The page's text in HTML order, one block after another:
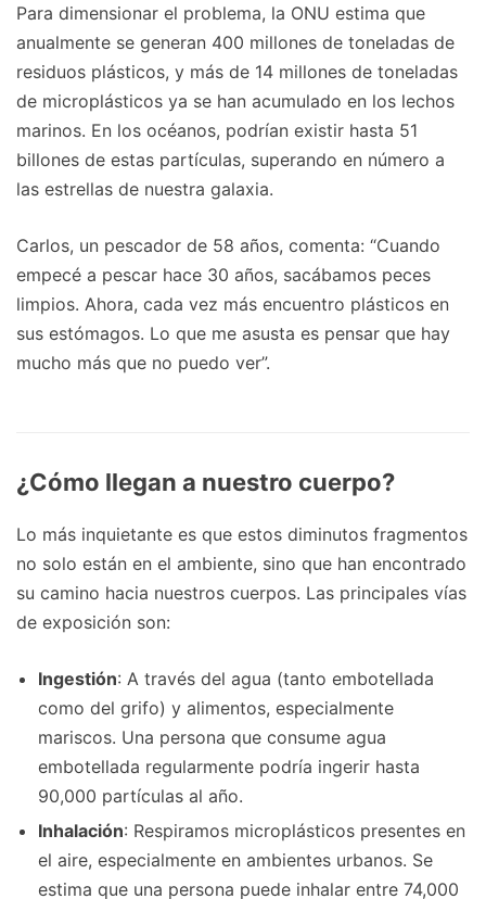
Para dimensionar el problema, la ONU estima que
anualmente se generan 400 millones de toneladas de
residuos plásticos, y más de 14 millones de toneladas
de microplásticos ya se han acumulado en los lechos
marinos. En los océanos, podrían existir hasta 51
billones de estas partículas, superando en número a
las estrellas de nuestra galaxia.
Carlos, un pescador de 58 años, comenta: “Cuando
empecé a pescar hace 30 años, sacábamos peces
limpios. Ahora, cada vez más encuentro plásticos en
sus estómagos. Lo que me asusta es pensar que hay
mucho más que no puedo ver”.
¿Cómo llegan a nuestro cuerpo?
Lo más inquietante es que estos diminutos fragmentos
no solo están en el ambiente, sino que han encontrado
su camino hacia nuestros cuerpos. Las principales vías
de exposición son:
Ingestión: A través del agua (tanto embotellada
como del grifo) y alimentos, especialmente
mariscos. Una persona que consume agua
embotellada regularmente podría ingerir hasta
90,000 partículas al año.
Inhalación: Respiramos microplásticos presentes en
el aire, especialmente en ambientes urbanos. Se
estima que una persona puede inhalar entre 74,000